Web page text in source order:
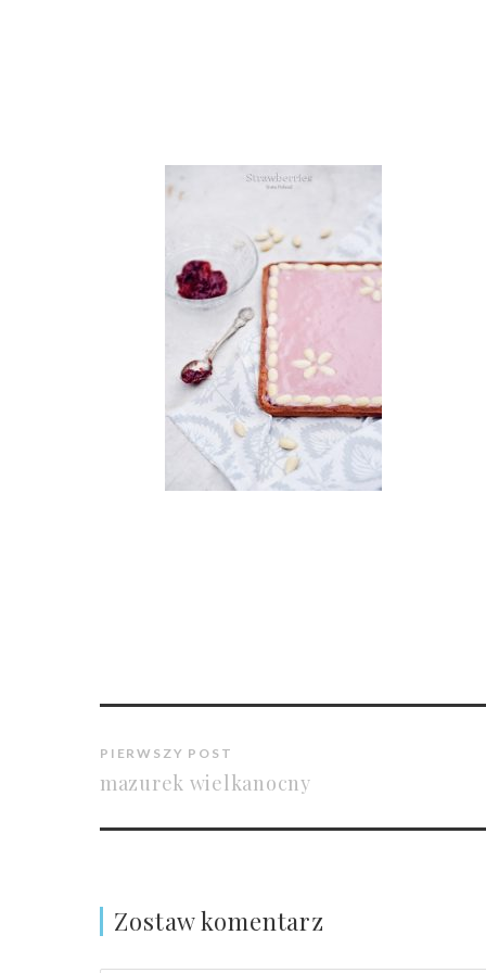
PIERWSZY POST
mazurek wielkanocny
Zostaw komentarz